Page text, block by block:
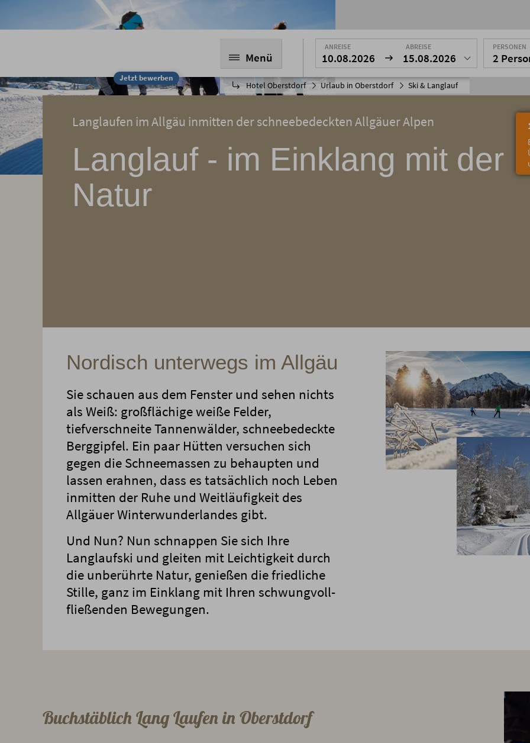
Jetzt bewerben
Menü
Hotel Oberstdorf Urlaub in Oberstdorf Ski & Langlauf
ANREISE
10.08.2026
ABREISE
15.08.2026
PERSONEN
2
Langlaufen im Allgäu inmitten der schneebedeckten Allgäuer Alpen
Langlauf - im Einklang mit der
Natur
Nordisch unterwegs im Allgäu
Sie schauen aus dem Fenster und sehen nichts
als Weiß: großflächige weiße Felder,
tiefverschneite Tannenwälder, schneebedeckte
Berggipfel. Ein paar Hütten versuchen sich
gegen die Schneemassen zu behaupten und
lassen erahnen, dass es tatsächlich noch Leben
inmitten der Ruhe und Weitläufigkeit des
Allgäuer Winterwunderlandes gibt.
Und Nun? Nun schnappen Sie sich Ihre
Langlaufski und gleiten mit Leichtigkeit durch
die unberührte Natur, genießen die friedliche
Stille, ganz im Einklang mit Ihren schwungvoll-
fließenden Bewegungen.
Buchstäblich Lang Laufen in Oberstdorf